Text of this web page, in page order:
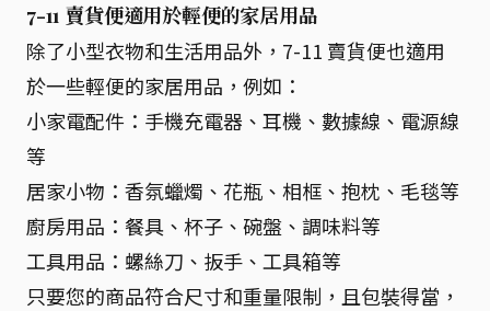
7-11 賣貨便適用於輕便的家居用品
除了小型衣物和生活用品外，7-11 賣貨便也適用
於一些輕便的家居用品，例如：
小家電配件：手機充電器、耳機、數據線、電源線
等
居家小物：香氛蠟燭、花瓶、相框、抱枕、毛毯等
廚房用品：餐具、杯子、碗盤、調味料等
工具用品：螺絲刀、扳手、工具箱等
只要您的商品符合尺寸和重量限制，且包裝得當，